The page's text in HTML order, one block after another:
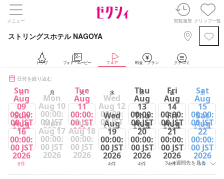
メニュー 閲覧履歴 クリップ一覧
ストリングスホテル NAGOYA
トップ フォト・ムービー フェア 料金・プラン クチコミ
日付を絞り込む
日 月 火 水 木 金 土
Sun
Aug
09
00:00:
00 JST
2026
8件
Mon
Aug 10
00:00:
00 JST
2026
Tue
Aug
11
00:00:
00 JST
2026
8件
Wed
Aug 12
00:00:
00 JST
2026
Thu
Aug
13
00:00:
00 JST
2026
4件
Fri
Aug
14
00:00:
00 JST
2026
4件
Sat
Aug
15
00:00:
00 JST
2026
8件
Sun
Aug
16
00:00:
00 JST
2026
8件
Mon
Aug 17
00:00:
00 JST
2026
Tue
Aug 18
00:00:
00 JST
2026
Wed
Aug
19
00:00:
00 JST
2026
4件
Thu
Aug
20
00:00:
00 JST
2026
4件
Fri
Aug
21
00:00:
00 JST
2026
4件
Sat
Aug
22
00:00:
00 JST
2026
8件
3～4週間先を見る